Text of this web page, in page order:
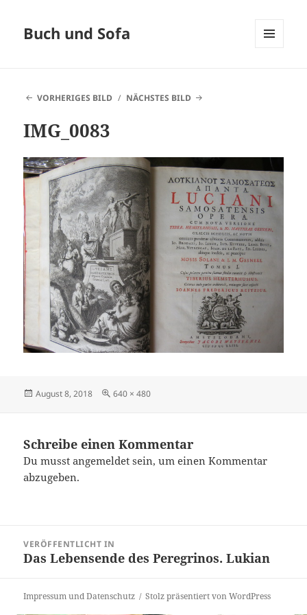
Buch und Sofa
VORHERIGES BILD
NÄCHSTES BILD
IMG_0083
Veröffentlicht
August 8, 2018 Originalgröße
640 × 480
Schreibe einen Kommentar
Du musstangemeldet sein, um einen Kommentar
abzugeben.
VERÖFFENTLICHT IN
Das Lebensende des Peregrinos. Lukian
Impressum und Datenschutz Stolz präsentiert von WordPress